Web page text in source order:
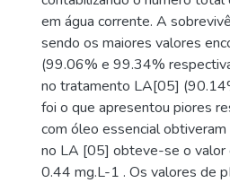
em água corrente. A
sendo os maiores valores
(99.06% e 99.34%
no tratamento LA[05]
foi o que apresentou piores
com óleo essencial
no LA [05] obteve-se o
0.44 mg.L-1 . Os valores de